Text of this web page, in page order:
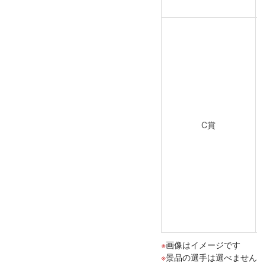
C賞
画像はイメージです
景品の選手は選べません